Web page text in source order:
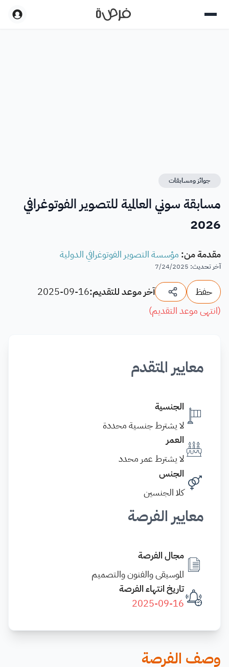
جوائز ومسابقات
مسابقة سوني العالمية للتصوير الفوتوغرافي
2026
مقدمة من: مؤسسة التصوير الفوتوغرافي الدولية
آخر تحديث:
7/24/2025
حفظ آخر موعد للتقديم:2025-09-16
(انتهى موعد التقديم)
معايير المتقدم
الجنسية
لا يشترط جنسية محددة
العمر
لا يشترط عمر محدد
الجنس
كلا الجنسين
معايير الفرصة
مجال الفرصة
الموسيقى والفنون والتصميم
تاريخ انتهاء الفرصة
2025-09-16
وصف الفرصة